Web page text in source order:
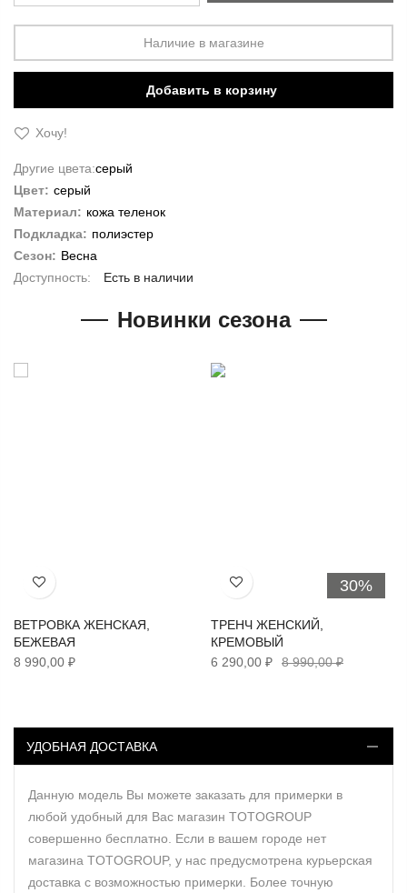
Наличие в магазине
Добавить в корзину
Хочу!
Другие цвета:серый
Цвет: серый
Материал: кожа теленок
Подкладка: полиэстер
Сезон: Весна
Есть в наличии
Новинки сезона
Хочу!
ВЕТРОВКА ЖЕНСКАЯ,
БЕЖЕВАЯ
8 990,00 ₽
30%
Хочу!
ТРЕНЧ ЖЕНСКИЙ,
КРЕМОВЫЙ
6 290,00 ₽
8 990,00 ₽
УДОБНАЯ ДОСТАВКА
Данную модель Вы можете заказать для примерки в
любой удобный для Вас магазин TOTOGROUP
совершенно бесплатно. Если в вашем городе нет
магазина TOTOGROUP, у нас предусмотрена курьерская
доставка с возможностью примерки. Более точную